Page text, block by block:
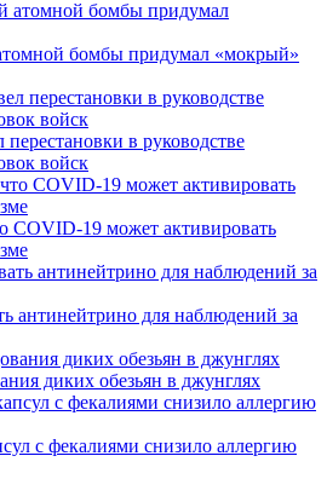
бомбы придумал «мокрый»
в руководстве
войск
COVID-19 может активировать
антинейтрино для наблюдений за
диких обезьян в джунглях
с фекалиями снизило аллергию